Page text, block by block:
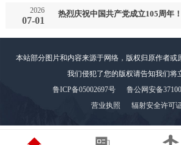
2026
07-01
热烈庆祝中国共产党成立105周年！
本站部分图片和内容来源于网络，版权归原作者或
我们侵犯了您的版权请告知我们将
鲁ICP备05002697号
鲁公网安备
营业执照
辐射安全许可